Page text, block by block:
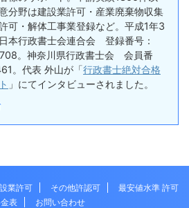
分野は建設業許可・産業廃棄物収集
可・解体工事業登録など。平成1年3
本行政書士会連合会 登録番号：
。神奈川県行政書士会 会員番
。代表 外山が「行政書士絶対合格
」にてインタビューされました。
業許可 その他許認可
最安値水準 許可
表
お問い合わせ